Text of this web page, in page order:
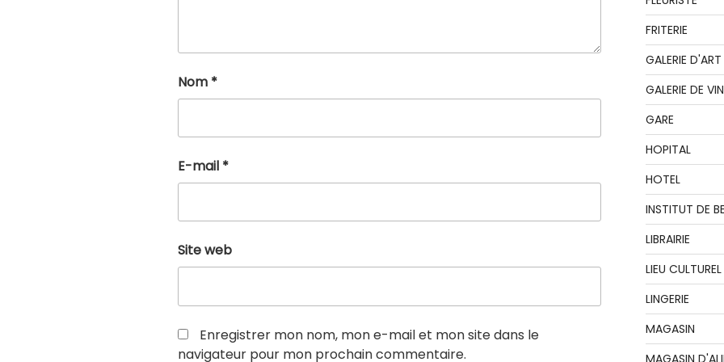
Nom *
E-mail *
Site web
Enregistrer mon nom, mon e-mail et mon site dans le
navigateur pour mon prochain commentaire.
FRITERIE
GALERIE D'ART
GALERIE DE
GARE
HOPITAL
HOTEL
INSTITUT DE
LIBRAIRIE
LIEU CULTUREL
LINGERIE
MAGASIN